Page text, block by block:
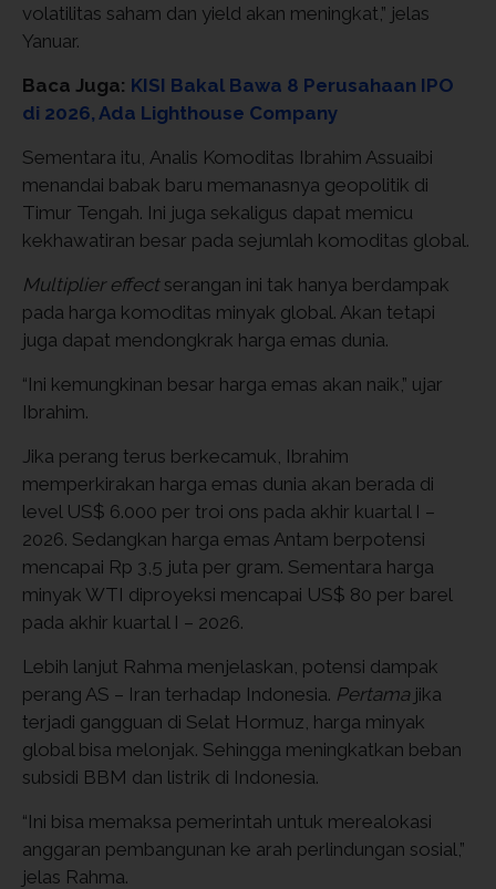
volatilitas saham dan yield akan meningkat,” jelas
Yanuar.
Baca Juga: KISI Bakal Bawa 8 Perusahaan IPO
di 2026, Ada Lighthouse Company
Sementara itu, Analis Komoditas Ibrahim Assuaibi
menandai babak baru memanasnya geopolitik di
Timur Tengah. Ini juga sekaligus dapat memicu
kekhawatiran besar pada sejumlah komoditas global.
Multiplier effect serangan ini tak hanya berdampak
pada harga komoditas minyak global. Akan tetapi
juga dapat mendongkrak harga emas dunia.
“Ini kemungkinan besar harga emas akan naik,” ujar
Ibrahim.
Jika perang terus berkecamuk, Ibrahim
memperkirakan harga emas dunia akan berada di
level US$ 6.000 per troi ons pada akhir kuartal I –
2026. Sedangkan harga emas Antam berpotensi
mencapai Rp 3,5 juta per gram. Sementara harga
minyak WTI diproyeksi mencapai US$ 80 per barel
pada akhir kuartal I – 2026.
Lebih lanjut Rahma menjelaskan, potensi dampak
perang AS – Iran terhadap Indonesia. Pertama jika
terjadi gangguan di Selat Hormuz, harga minyak
global bisa melonjak. Sehingga meningkatkan beban
subsidi BBM dan listrik di Indonesia.
“Ini bisa memaksa pemerintah untuk merealokasi
anggaran pembangunan ke arah perlindungan sosial,”
jelas Rahma.